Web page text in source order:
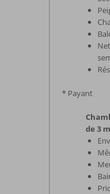
* Payant
de 3